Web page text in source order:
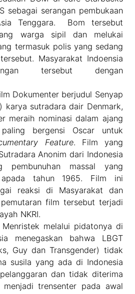
sebagai serangan pembukaan
Tenggara. Bom tersebut
warga sipil dan melukai
termasuk polis yang sedang
Masyarakat Indoensia
tersebut dengan
Dokumenter berjudul Senyap
karya sutradara dair Denmark,
meraih nominasi dalam ajang
bergensi Oscar untuk
Feature. Film yang
Anonim dari Indonesia
pembunuhan massal yang
tahun 1965. Film ini
reaksi di Masyarakat dan
film tersebut terjadi
NKRI.
melalui pidatonya di
menegaskan bahwa LBGT
Guy dan Transgender) tidak
susila yang ada di Indonesia
dan tidak diterima
menjadi trensenter pada awal